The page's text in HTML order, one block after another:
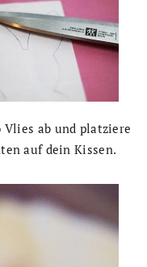
Vlies ab und platziere
auf dein Kissen.